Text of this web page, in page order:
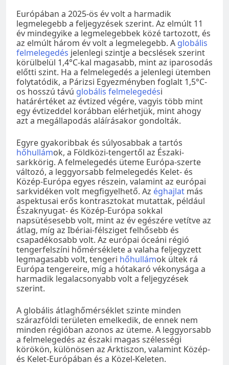
Európában a 2025-ös év volt a harmadik
legmelegebb a feljegyzések szerint. Az elmúlt 11
év mindegyike a legmelegebbek közé tartozott, és
az elmúlt három év volt a legmelegebb. A globális
felmelegedés jelenlegi szintje a becslések szerint
körülbelül 1,4°C-kal magasabb, mint az iparosodás
előtti szint. Ha a felmelegedés a jelenlegi ütemben
folytatódik, a Párizsi Egyezményben foglalt 1,5°C-
os hosszú távú globális felmelegedési
határértéket az évtized végére, vagyis több mint
egy évtizeddel korábban elérhetjük, mint ahogy
azt a megállapodás aláírásakor gondolták.
Egyre gyakoribbak és súlyosabbak a tartós
hőhullámok, a Földközi-tengertől az Északi-
sarkkörig. A felmelegedés üteme Európa-szerte
változó, a leggyorsabb felmelegedés Kelet- és
Közép-Európa egyes részein, valamint az európai
sarkvidéken volt megfigyelhető. Az éghajlat más
aspektusai erős kontrasztokat mutattak, például
Északnyugat- és Közép-Európa sokkal
napsütésesebb volt, mint az év egészére vetítve az
átlag, míg az Ibériai-félsziget felhősebb és
csapadékosabb volt. Az európai óceáni régió
tengerfelszíni hőmérséklete a valaha feljegyzett
legmagasabb volt, tengeri hőhullámok ültek rá
Európa tengereire, míg a hótakaró vékonysága a
harmadik legalacsonyabb volt a feljegyzések
szerint.
A globális átlaghőmérséklet szinte minden
szárazföldi területen emelkedik, de ennek nem
minden régióban azonos az üteme. A leggyorsabb
a felmelegedés az északi magas szélességi
körökön, különösen az Arktiszon, valamint Közép-
és Kelet-Európában és a Közel-Keleten.